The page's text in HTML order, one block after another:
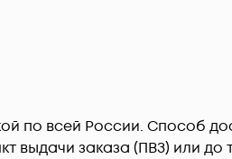
по всей России.
выдачи заказа (ПВЗ) или